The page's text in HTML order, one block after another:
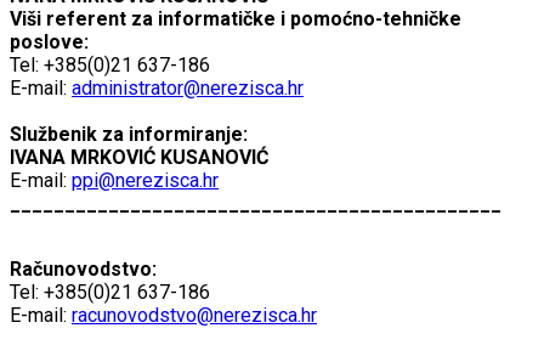
Viši referent za informatičke i pomoćno-tehničke
poslove:
Tel: +385(0)21 637-186
E-mail: administrator@nerezisca.hr
Službenik za informiranje:
IVANA MRKOVIĆ KUSANOVIĆ
E-mail: ppi@nerezisca.hr
Računovodstvo:
Tel: +385(0)21 637-186
E-mail: racunovodstvo@nerezisca.hr